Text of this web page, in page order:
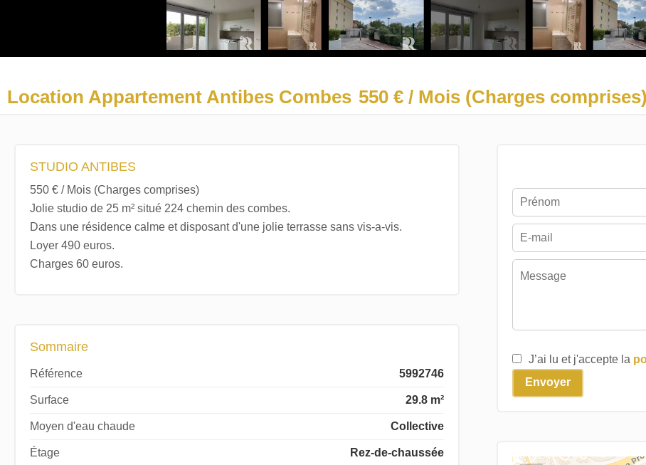
Location Appartement Antibes Combes 550 € / Mois (Charges comprises)
STUDIO ANTIBES
550 € / Mois (Charges comprises)
Jolie studio de 25 m² situé 224 chemin des combes.
Dans une résidence calme et disposant d'une jolie terrasse sans vis-a-vis.
Loyer 490 euros.
Charges 60 euros.
Sommaire
Référence 5992746
Surface 29.8 m²
Moyen d'eau chaude Collective
Étage Rez-de-chaussée
J’ai lu et j'accepte la
Envoyer